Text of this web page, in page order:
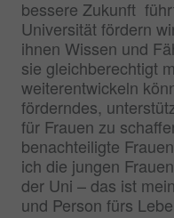
bessere Zukunft
Universität fördern
ihnen Wissen und
sie gleichberechtigt
weiterentwickeln
förderndes,
für Frauen zu
benachteiligte
ich die jungen
der Uni – das ist
und Person fürs